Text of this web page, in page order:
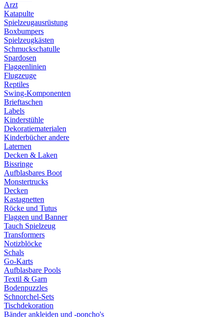
Arzt
Katapulte
Spielzeugausrüstung
Boxbumpers
Spielzeugkästen
Schmuckschatulle
Spardosen
Flaggenlinien
Flugzeuge
Reptiles
Swing-Komponenten
Brieftaschen
Labels
Kinderstühle
Dekoratiematerialen
Kinderbücher andere
Laternen
Decken & Laken
Bissringe
Aufblasbares Boot
Monstertrucks
Decken
Kastagnetten
Röcke und Tutus
Flaggen und Banner
Tauch Spielzeug
Transformers
Notizblöcke
Schals
Go-Karts
Aufblasbare Pools
Textil & Garn
Bodenpuzzles
Schnorchel-Sets
Tischdekoration
Bänder ankleiden und -poncho's